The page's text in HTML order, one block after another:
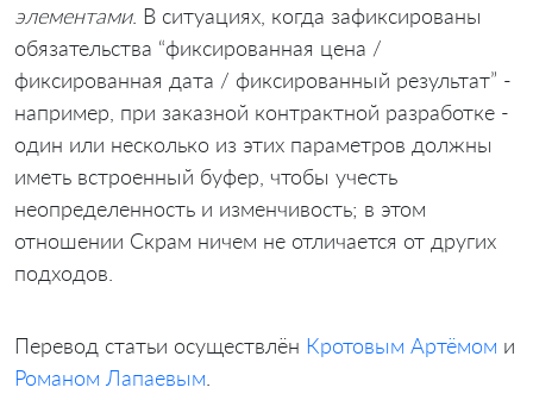
элементами. В ситуациях, когда зафиксированы
обязательства “фиксированная цена /
фиксированная дата / фиксированный результат” -
например, при заказной контрактной разработке -
один или несколько из этих параметров должны
иметь встроенный буфер, чтобы учесть
неопределенность и изменчивость; в этом
отношении Скрам ничем не отличается от других
подходов.
Перевод статьи осуществлён Кротовым Артёмом и
Романом Лапаевым